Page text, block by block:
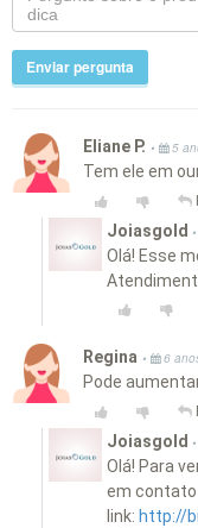
Enviar pergunta
Eliane P. • 5
Tem ele em
Joiasgold •
Olá! Esse
Regina • 6
Pode
Joiasgold •
Olá! Para
em contato
link: http://